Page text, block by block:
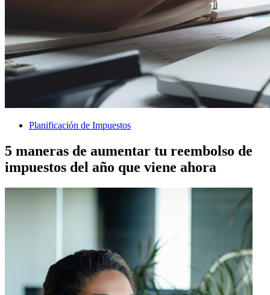
Planificación de Impuestos
5 maneras de aumentar tu reembolso de
impuestos del año que viene ahora